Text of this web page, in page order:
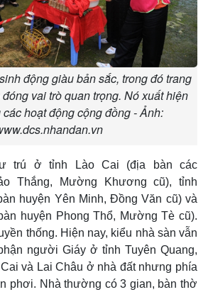
động giàu bản sắc, trong đó trang
vai trò quan trọng. Nó xuất hiện
hoạt động cộng đồng - Ảnh:
trú ở tỉnh Lào Cai (địa bàn các
Thắng, Mường Khương cũ), tỉnh
huyện Yên Minh, Ðồng Văn cũ) và
huyện Phong Thổ, Mường Tè cũ).
thống. Hiện nay, kiểu nhà sàn vẫn
người Giáy ở tỉnh Tuyên Quang,
và Lai Châu ở nhà đất nhưng phía
phơi. Nhà thường có 3 gian, bàn thờ